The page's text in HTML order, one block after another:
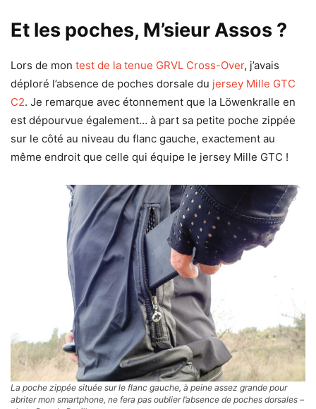
Et les poches, M’sieur Assos ?
Lors de mon test de la tenue GRVL Cross-Over, j’avais
déploré l’absence de poches dorsale du jersey Mille GTC
C2. Je remarque avec étonnement que la Löwenkralle en
est dépourvue également… à part sa petite poche zippée
sur le côté au niveau du flanc gauche, exactement au
même endroit que celle qui équipe le jersey Mille GTC !
La poche zippée située sur le flanc gauche, à peine assez grande pour
abriter mon smartphone, ne fera pas oublier l’absence de poches dorsales –